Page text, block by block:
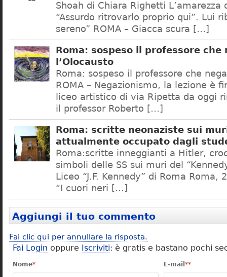
Shoah di Chiara Righetti L’amarezza
“Assurdo ritrovarlo proprio qui”. Lui
sereno” ROMA – Giacca scura […]
Roma: sospeso il professore che
l’Olocausto
Roma: sospeso il professore che
ROMA – Negazionismo, la lezione è
liceo artistico di via Ripetta da oggi
il professor Roberto […]
Roma: scritte neonaziste sui
attualmente occupato dagli
Roma:scritte inneggianti a Hitler,
simboli delle SS sui muri del
Liceo “J.F. Kennedy” di Roma Roma,
“I cuori neri […]
Aggiungi il tuo commento
Fai clic qui per annullare la risposta.
Fai Login oppure Iscriviti: è gratis e bastano pochi
Nome* E-mail **